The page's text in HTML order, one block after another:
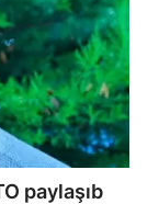
paylaşıb